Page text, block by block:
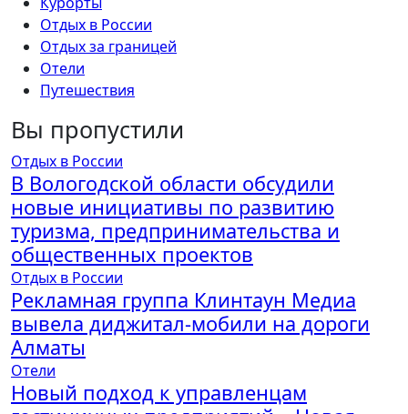
Отдых в России
Отдых за границей
Отели
Путешествия
Вы пропустили
Отдых в России
В Вологодской области обсудили
новые инициативы по развитию
туризма, предпринимательства и
общественных проектов
Отдых в России
Рекламная группа Клинтаун Медиа
вывела диджитал-мобили на дороги
Алматы
Отели
Новый подход к управленцам